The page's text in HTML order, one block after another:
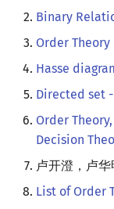
Binary
Order
Hasse
Directed set
Order
Decision
卢开澄，卢华
List of Order